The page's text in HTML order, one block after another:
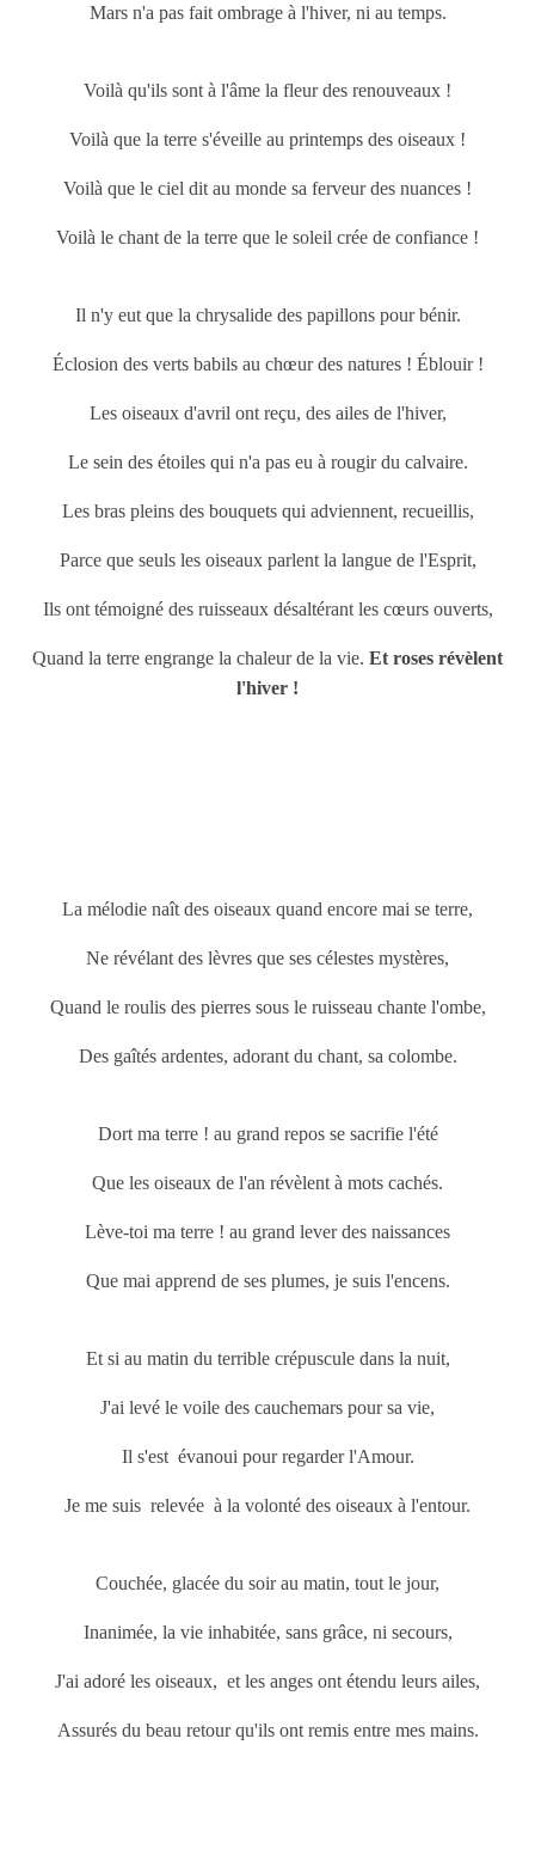
Mars n'a pas fait ombrage à l'hiver, ni au temps.
Voilà qu'ils sont à l'âme la fleur des renouveaux !
Voilà que la terre s'éveille au printemps des oiseaux !
Voilà que le ciel dit au monde sa ferveur des nuances !
Voilà le chant de la terre que le soleil crée de confiance !
Il n'y eut que la chrysalide des papillons pour bénir.
Éclosion des verts babils au chœur des natures ! Éblouir !
Les oiseaux d'avril ont reçu, des ailes de l'hiver,
Le sein des étoiles qui n'a pas eu à rougir du calvaire.
Les bras pleins des bouquets qui adviennent, recueillis,
Parce que seuls les oiseaux parlent la langue de l'Esprit,
Ils ont témoigné des ruisseaux désaltérant les cœurs ouverts,
Quand la terre engrange la chaleur de la vie. Et roses révèlent
l'hiver !
La mélodie naît des oiseaux quand encore mai se terre,
Ne révélant des lèvres que ses célestes mystères,
Quand le roulis des pierres sous le ruisseau chante l'ombe,
Des gaîtés ardentes, adorant du chant, sa colombe.
Dort ma terre ! au grand repos se sacrifie l'été
Que les oiseaux de l'an révèlent à mots cachés.
Lève-toi ma terre ! au grand lever des naissances
Que mai apprend de ses plumes, je suis l'encens.
Et si au matin du terrible crépuscule dans la nuit,
J'ai levé le voile des cauchemars pour sa vie,
Il s'est évanoui pour regarder l'Amour.
Je me suis relevée à la volonté des oiseaux à l'entour.
Couchée, glacée du soir au matin, tout le jour,
Inanimée, la vie inhabitée, sans grâce, ni secours,
J'ai adoré les oiseaux, et les anges ont étendu leurs ailes,
Assurés du beau retour qu'ils ont remis entre mes mains.